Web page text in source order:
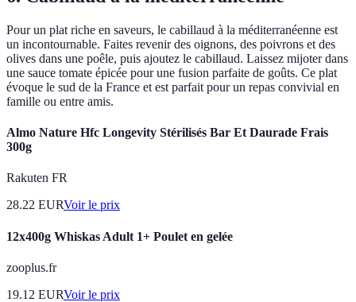
Pour un plat riche en saveurs, le cabillaud à la méditerranéenne est
un incontournable. Faites revenir des oignons, des poivrons et des
olives dans une poêle, puis ajoutez le cabillaud. Laissez mijoter dans
une sauce tomate épicée pour une fusion parfaite de goûts. Ce plat
évoque le sud de la France et est parfait pour un repas convivial en
famille ou entre amis.
Almo Nature Hfc Longevity Stérilisés Bar Et Daurade Frais
300g
Rakuten FR
28.22 EURVoir le prix
12x400g Whiskas Adult 1+ Poulet en gelée
zooplus.fr
19.12 EURVoir le prix